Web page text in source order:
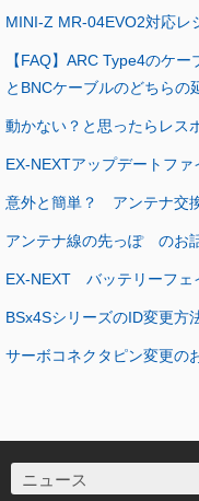
MINI-Z MR-04EVO2対応レ
【FAQ】ARC Type4のケ
とBNCケーブルのどちらの
動かない？と思ったらレス
EX-NEXTアップデートファ
意外と簡単？ アンテナ交
アンテナ線の先っぽ のお
EX-NEXT バッテリーフェ
BSx4SシリーズのID変更方
サーボコネクタピン変更の
ニュース